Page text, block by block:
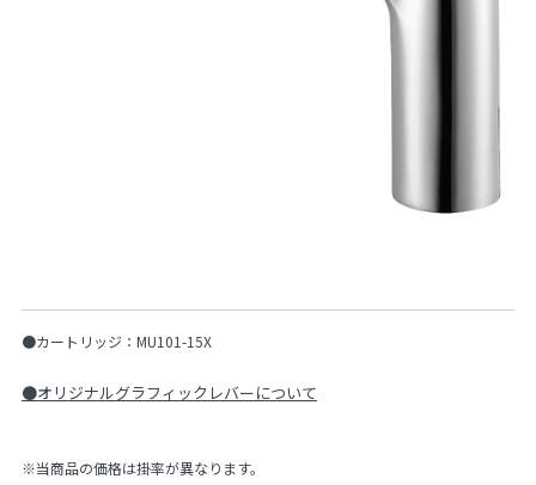
●カートリッジ：MU101-15X
●オリジナルグラフィックレバーについて
※当商品の価格は掛率が異なります。